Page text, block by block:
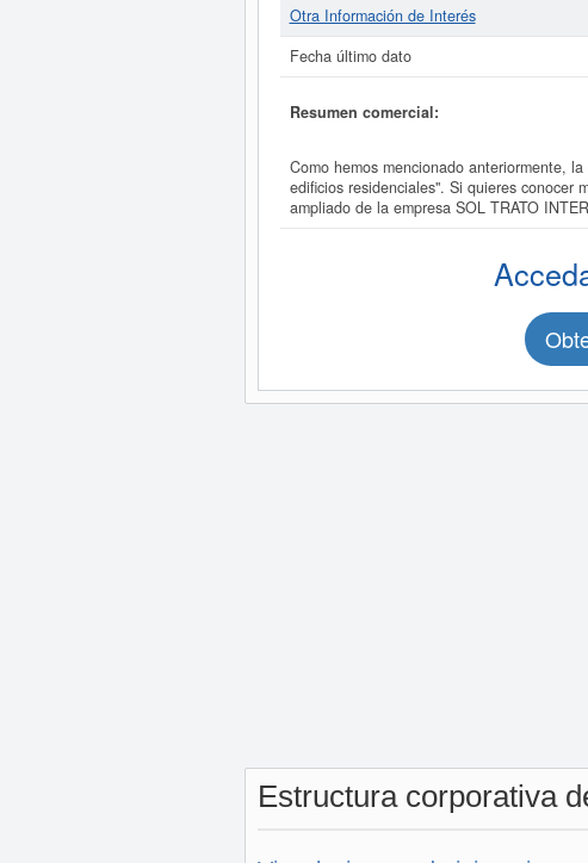
Otra Información de Interés
Fecha último dato
Resumen comercial:
Como hemos mencionado anteriormente,
edificios residenciales". Si quieres conocer
ampliado de la empresa SOL TRATO
Estructura corporativa